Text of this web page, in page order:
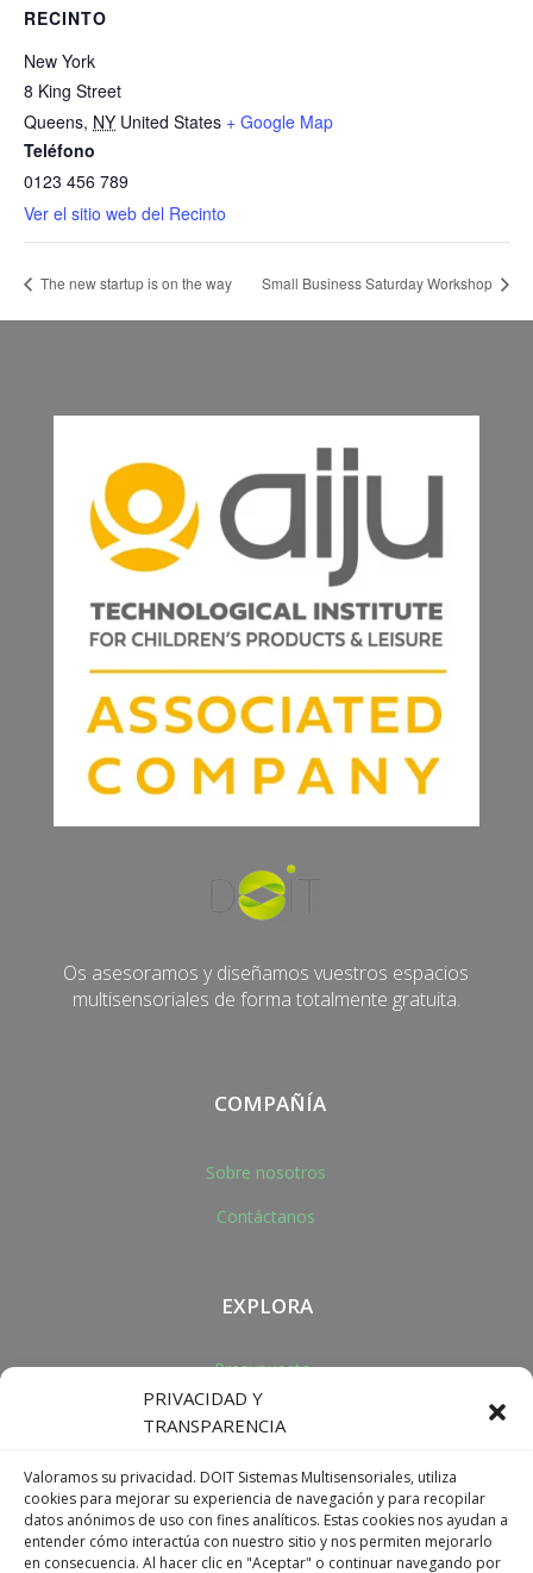
PRIVACIDAD Y
TRANSPARENCIA
Valoramos su privacidad. DOIT Sistemas Multisensoriales, utiliza
cookies para mejorar su experiencia de navegación y para recopilar
datos anónimos de uso con fines analíticos. Estas cookies nos ayudan a
entender cómo interactúa con nuestro sitio y nos permiten mejorarlo
en consecuencia. Al hacer clic en "Aceptar" o continuar navegando por
RECINTO
New York
8 King Street
Queens, NY United States + Google Map
Teléfono
0123 456 789
Ver el sitio web del Recinto
The new startup is on the way Small Business Saturday Workshop
Os asesoramos y diseñamos vuestros espacios
multisensoriales de forma totalmente gratuita.
COMPAÑÍA
Sobre nosotros
Contáctanos
EXPLORA
Presupuesto
Ser distribuidor
DIRECCIÓN
+34 977 091 417